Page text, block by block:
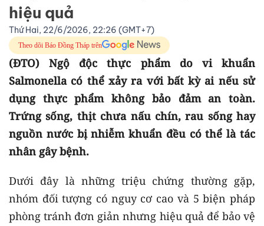
hiệu quả
Thứ Hai, 22/6/2026, 22:26 (GMT+7)
Theo dõi Báo Đồng Tháp trên
(ĐTO) Ngộ độc thực phẩm do vi khuẩn
Salmonella có thể xảy ra với bất kỳ ai nếu sử
dụng thực phẩm không bảo đảm an toàn.
Trứng sống, thịt chưa nấu chín, rau sống hay
nguồn nước bị nhiễm khuẩn đều có thể là tác
nhân gây bệnh.
Dưới đây là những triệu chứng thường gặp,
nhóm đối tượng có nguy cơ cao và 5 biện pháp
phòng tránh đơn giản nhưng hiệu quả để bảo vệ